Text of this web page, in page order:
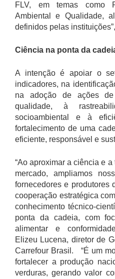
FLV, em temas como
Ambiental e Qualidade,
definidos pelas
Ciência na ponta da
A intenção é apoiar o
indicadores, na
na adoção de ações
qualidade, à
socioambiental e à
fortalecimento de uma
eficiente, responsável e
“Ao aproximar a ciência e
mercado, ampliamos
fornecedores e produtores
cooperação estratégica
conhecimento técnico-
ponta da cadeia, com
alimentar e
Elizeu Lucena, diretor de
Carrefour Brasil. “É um
fortalecer a produção
verduras, gerando valor